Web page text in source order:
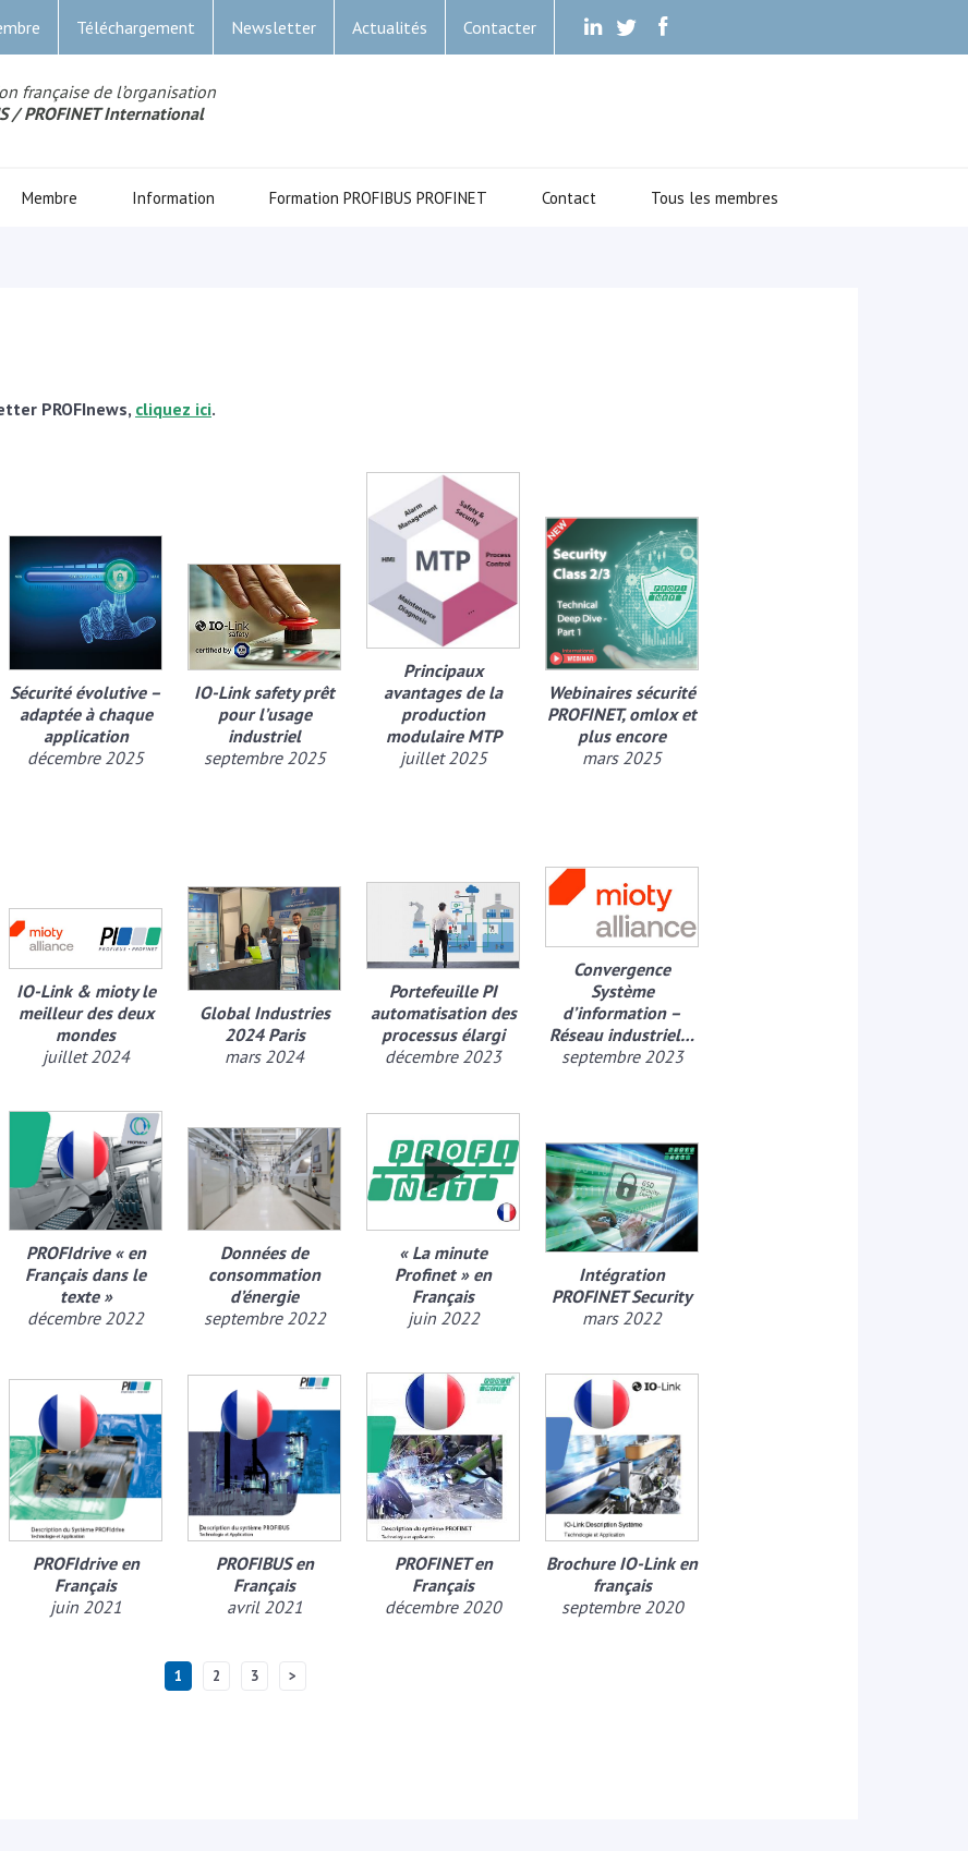
Téléchargement Newsletter Actualités Contacter . . .
française de l’organisation
/ PROFINET International
Membre Information Formation PROFIBUS PROFINET Contact Tous les membres
PROFInews, cliquez ici.
Sécurité évolutive –
adaptée à chaque
application
décembre 2025
IO-Link safety prêt
pour l’usage
industriel
septembre 2025
Principaux
avantages de la
production
modulaire MTP
juillet 2025
Webinaires sécurité
PROFINET, omlox et
plus encore
mars 2025
IO-Link & mioty le
meilleur des deux
mondes
juillet 2024
Global Industries
2024 Paris
mars 2024
Portefeuille PI
automatisation des
processus élargi
décembre 2023
Convergence
Système
d’information –
Réseau industriel…
septembre 2023
PROFIdrive « en
Français dans le
texte »
décembre 2022
Données de
consommation
d’énergie
septembre 2022
« La minute
Profinet » en
Français
juin 2022
Intégration
PROFINET Security
mars 2022
PROFIdrive en
Français
juin 2021
PROFIBUS en
Français
avril 2021
PROFINET en
Français
décembre 2020
Brochure IO-Link en
français
septembre 2020
1 2 3 >